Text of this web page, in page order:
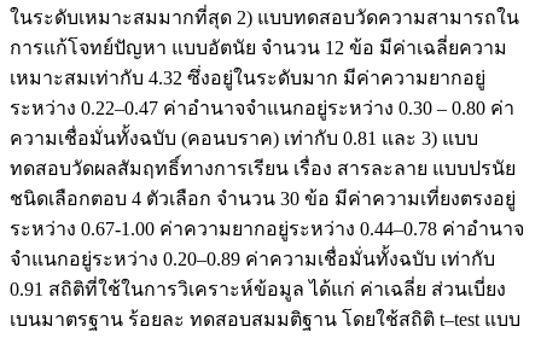
ในระดับเหมาะสมมากที่สุด 2) แบบทดสอบวัดความสามารถใน
การแก้โจทย์ปัญหา แบบอัตนัย จำนวน 12 ข้อ มีค่าเฉลี่ยความ
เหมาะสมเท่ากับ 4.32 ซึ่งอยู่ในระดับมาก มีค่าความยากอยู่
ระหว่าง 0.22–0.47 ค่าอำนาจจำแนกอยู่ระหว่าง 0.30 – 0.80 ค่า
ความเชื่อมั่นทั้งฉบับ (คอนบราค) เท่ากับ 0.81 และ 3) แบบ
ทดสอบวัดผลสัมฤทธิ์ทางการเรียน เรื่อง สารละลาย แบบปรนัย
ชนิดเลือกตอบ 4 ตัวเลือก จำนวน 30 ข้อ มีค่าความเที่ยงตรงอยู่
ระหว่าง 0.67-1.00 ค่าความยากอยู่ระหว่าง 0.44–0.78 ค่าอำนาจ
จำแนกอยู่ระหว่าง 0.20–0.89 ค่าความเชื่อมั่นทั้งฉบับ เท่ากับ
0.91 สถิติที่ใช้ในการวิเคราะห์ข้อมูล ได้แก่ ค่าเฉลี่ย ส่วนเบี่ยง
เบนมาตรฐาน ร้อยละ ทดสอบสมมติฐาน โดยใช้สถิติ t–test แบบ